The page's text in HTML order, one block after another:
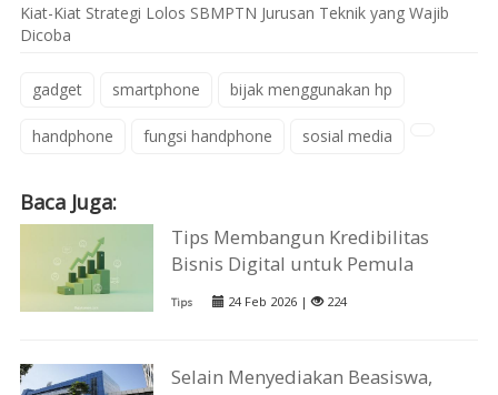
Kiat-Kiat Strategi Lolos SBMPTN Jurusan Teknik yang Wajib
Dicoba
gadget smartphone bijak menggunakan hp
handphone fungsi handphone sosial media
Baca Juga:
Tips Membangun Kredibilitas
Bisnis Digital untuk Pemula
Tips 24 Feb 2026 | 224
Selain Menyediakan Beasiswa,